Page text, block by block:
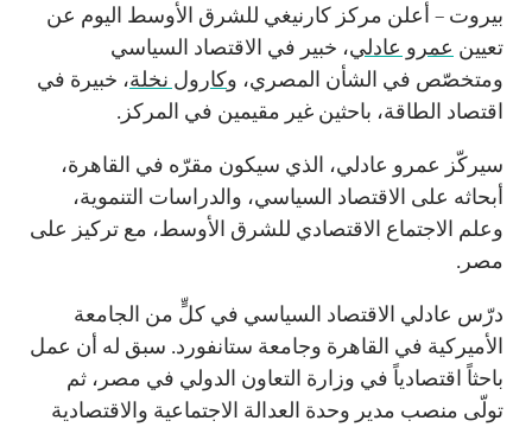
بيروت – أعلن مركز كارنيغي للشرق الأوسط اليوم عن
تعيين عمرو عادلي، خبير في الاقتصاد السياسي
ومتخصّص في الشأن المصري، وكارول نخلة، خبيرة في
اقتصاد الطاقة، باحثين غير مقيمين في المركز.
سيركّز عمرو عادلي، الذي سيكون مقرّه في القاهرة،
أبحاثه على الاقتصاد السياسي، والدراسات التنموية،
وعلم الاجتماع الاقتصادي للشرق الأوسط، مع تركيز على
مصر.
درّس عادلي الاقتصاد السياسي في كلٍّ من الجامعة
الأميركية في القاهرة وجامعة ستانفورد. سبق له أن عمل
باحثاً اقتصادياً في وزارة التعاون الدولي في مصر، ثم
تولّى منصب مدير وحدة العدالة الاجتماعية والاقتصادية